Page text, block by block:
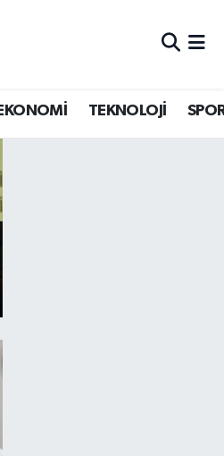
EKONOMİ TEKNOLOJİ
ve Fikstür